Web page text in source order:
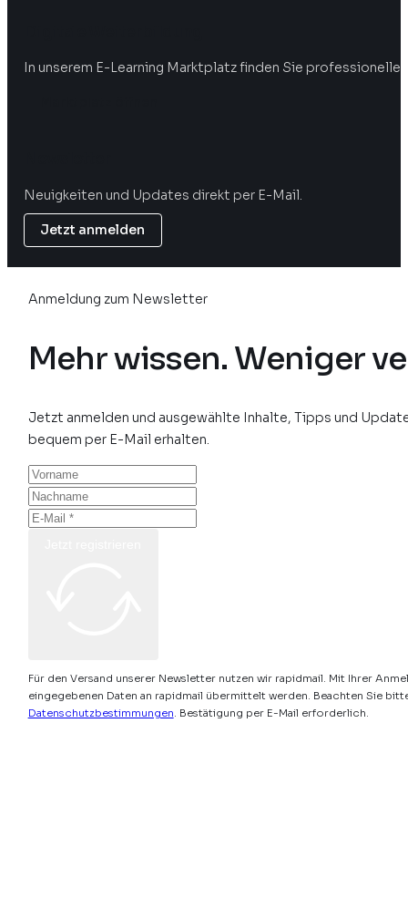
In unserem E-Learning Marktplatz finden Sie professionelle
Neuigkeiten und Updates direkt per E-Mail.
Jetzt anmelden
Anmeldung zum Newsletter
Mehr wissen. Weniger
Jetzt anmelden und ausgewählte Inhalte, Tipps und
bequem per E-Mail erhalten.
Für den Versand unserer Newsletter nutzen wir rapidmail. Mit Ihrer
eingegebenen Daten an rapidmail übermittelt werden. Beachten Sie
Datenschutzbestimmungen. Bestätigung per E-Mail erforderlich.